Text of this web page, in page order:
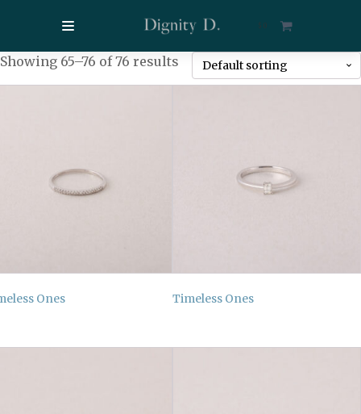
$ 0
Showing 65–76 of 76 results
Ones Timeless Ones